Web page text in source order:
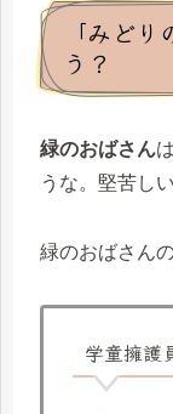
「みど
う？
緑のおばさん
うな。堅苦し
緑のおばさん
学童擁護